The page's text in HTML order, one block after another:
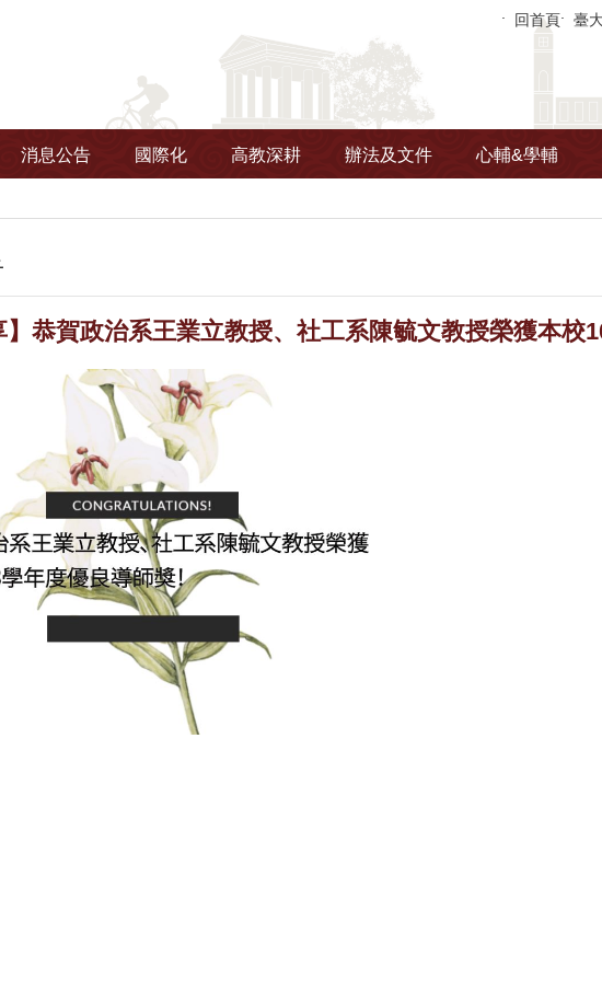
回首頁 臺
消息公告 國際化 高教深耕 辦法及文件 心輔&學輔
】恭賀政治系王業立教授、社工系陳毓文教授榮獲本校